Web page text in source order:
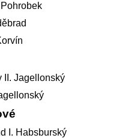
II. Jagellonský
I. Habsburský